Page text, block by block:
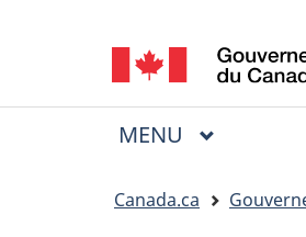
de
la
langue
Menu
MENU PRINCIPAL
Canada.ca